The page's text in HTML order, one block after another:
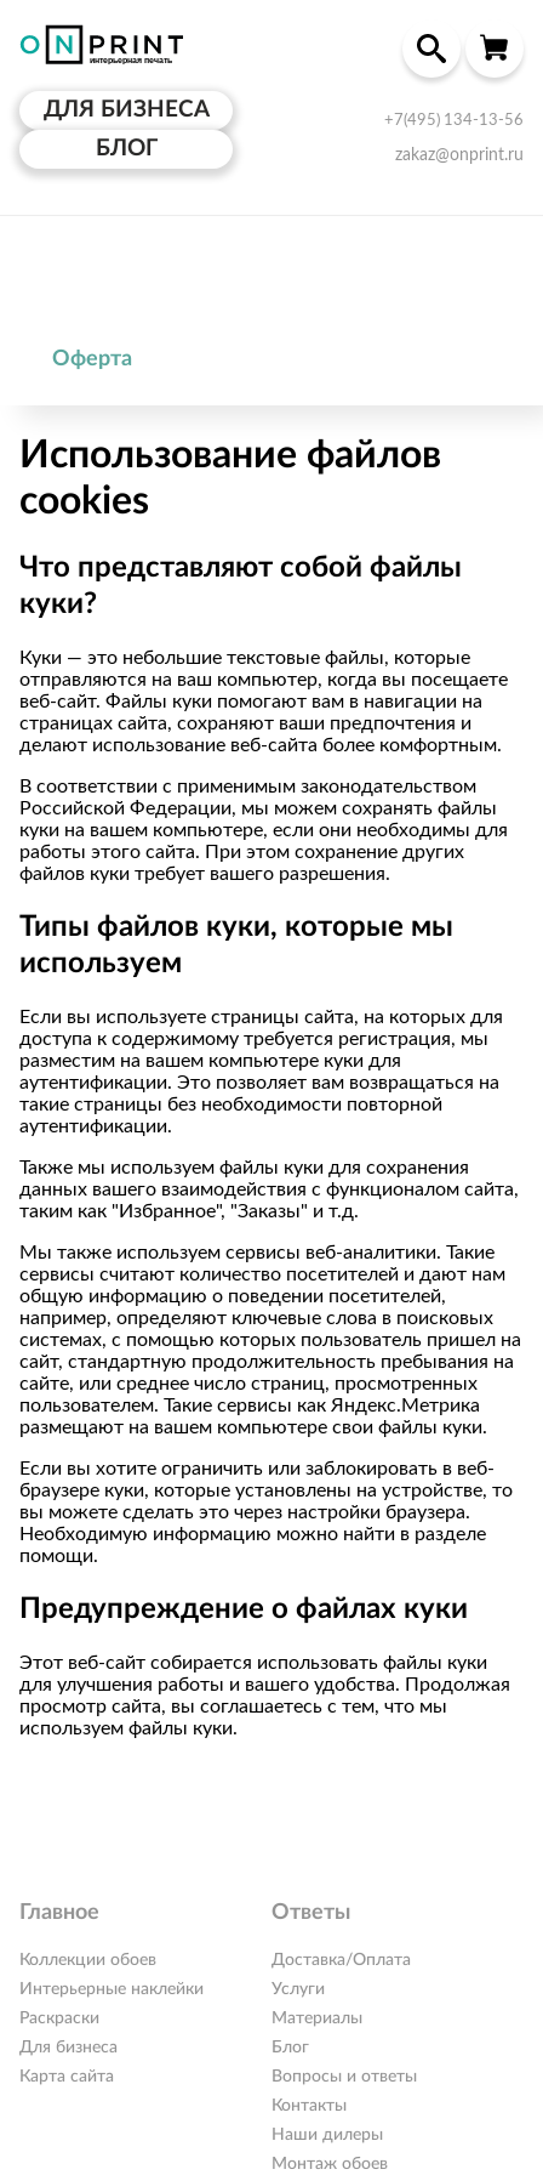
ДЛЯ БИЗНЕСА
БЛОГ
+7(495) 134-13-56
zakaz@onprint.ru
Оферта
Использование файлов
cookies
Что представляют собой файлы
куки?
Куки — это небольшие текстовые файлы, которые
отправляются на ваш компьютер, когда вы посещаете
веб-сайт. Файлы куки помогают вам в навигации на
страницах сайта, сохраняют ваши предпочтения и
делают использование веб-сайта более комфортным.
В соответствии с применимым законодательством
Российской Федерации, мы можем сохранять файлы
куки на вашем компьютере, если они необходимы для
работы этого сайта. При этом сохранение других
файлов куки требует вашего разрешения.
Типы файлов куки, которые мы
используем
Если вы используете страницы сайта, на которых для
доступа к содержимому требуется регистрация, мы
разместим на вашем компьютере куки для
аутентификации. Это позволяет вам возвращаться на
такие страницы без необходимости повторной
аутентификации.
Также мы используем файлы куки для сохранения
данных вашего взаимодействия с функционалом сайта,
таким как "Избранное", "Заказы" и т.д.
Мы также используем сервисы веб-аналитики. Такие
сервисы считают количество посетителей и дают нам
общую информацию о поведении посетителей,
например, определяют ключевые слова в поисковых
системах, с помощью которых пользователь пришел на
сайт, стандартную продолжительность пребывания на
сайте, или среднее число страниц, просмотренных
пользователем. Такие сервисы как Яндекс.Метрика
размещают на вашем компьютере свои файлы куки.
Если вы хотите ограничить или заблокировать в веб-
браузере куки, которые установлены на устройстве, то
вы можете сделать это через настройки браузера.
Необходимую информацию можно найти в разделе
помощи.
Предупреждение о файлах куки
Этот веб-сайт собирается использовать файлы куки
для улучшения работы и вашего удобства. Продолжая
просмотр сайта, вы соглашаетесь с тем, что мы
используем файлы куки.
Главное
Коллекции обоев
Интерьерные наклейки
Раскраски
Для бизнеса
Карта сайта
Ответы
Доставка/Оплата
Услуги
Материалы
Блог
Вопросы и ответы
Контакты
Наши дилеры
Монтаж обоев